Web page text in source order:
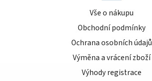
Vše o nákupu
Obchodní podmínky
Ochrana osobních údajů
Výměna a vrácení zboží
Výhody registrace